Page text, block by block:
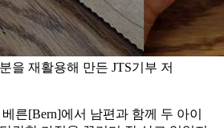
을 재활용해 만든 JTS기부 저
른[Bern]에서 남편과 함께 두 아이